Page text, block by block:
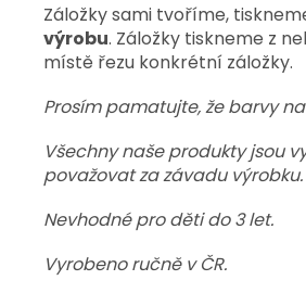
Záložky sami tvoříme,
výrobu. Záložky tiskneme z
místě řezu konkrétní záložky.
Prosím pamatujte, že barvy
Všechny naše produkty jsou
považovat za závadu výrobku.
Nevhodné pro děti do 3 let.
Vyrobeno ručně v ČR.